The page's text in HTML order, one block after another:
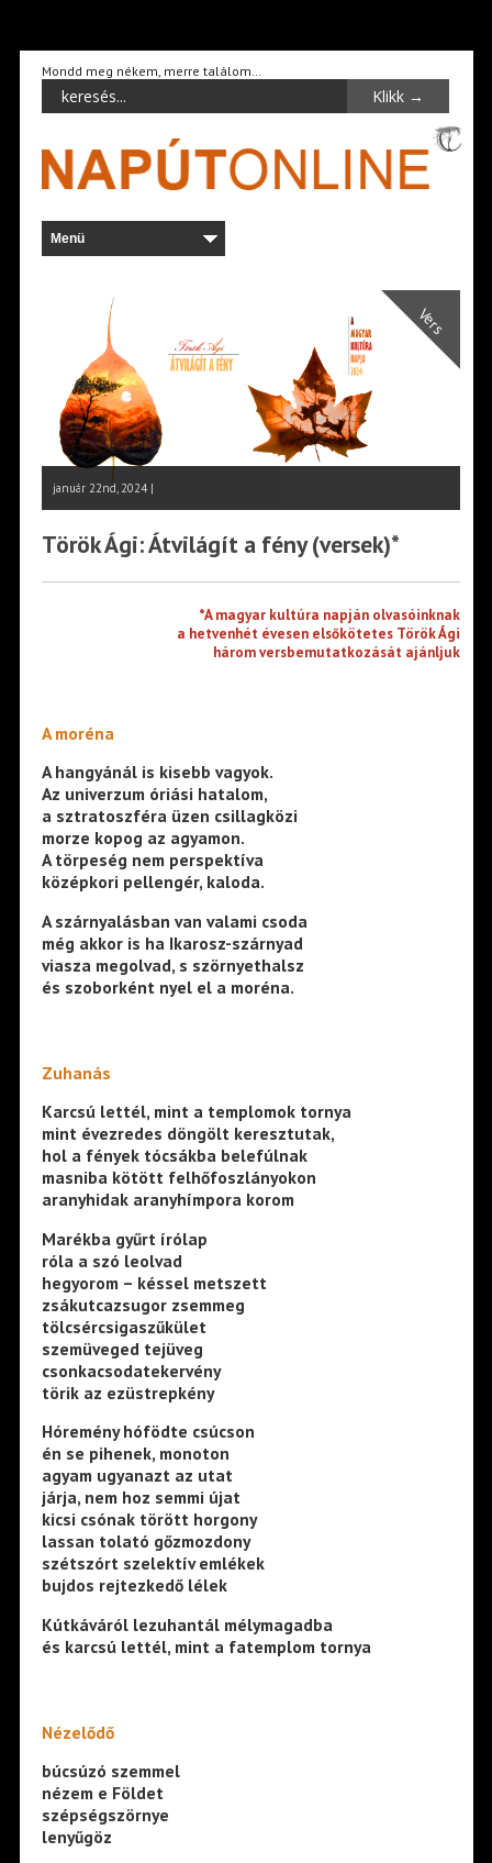
Mondd meg nékem, merre találom…
Vers
január 22nd, 2024 |
Török Ági: Átvilágít a fény (versek)*
*A magyar kultúra napján olvasóinknak
a hetvenhét évesen elsőkötetes Török Ági
három versbemutatkozását ajánljuk
A moréna
A hangyánál is kisebb vagyok.
Az univerzum óriási hatalom,
a sztratoszféra üzen csillagközi
morze kopog az agyamon.
A törpeség nem perspektíva
középkori pellengér, kaloda.
A szárnyalásban van valami csoda
még akkor is ha Ikarosz-szárnyad
viasza megolvad, s szörnyethalsz
és szoborként nyel el a moréna.
Zuhanás
Karcsú lettél, mint a templomok tornya
mint évezredes döngölt keresztutak,
hol a fények tócsákba belefúlnak
masniba kötött felhőfoszlányokon
aranyhidak aranyhímpora korom
Marékba gyűrt írólap
róla a szó leolvad
hegyorom – késsel metszett
zsákutcazsugor zsemmeg
tölcsércsigaszűkület
szemüveged tejüveg
csonkacsodatekervény
törik az ezüstrepkény
Hóremény hófödte csúcson
én se pihenek, monoton
agyam ugyanazt az utat
járja, nem hoz semmi újat
kicsi csónak törött horgony
lassan tolató gőzmozdony
szétszórt szelektív emlékek
bujdos rejtezkedő lélek
Kútkáváról lezuhantál mélymagadba
és karcsú lettél, mint a fatemplom tornya
Nézelődő
búcsúzó szemmel
nézem e Földet
szépségszörnye
lenyűgöz